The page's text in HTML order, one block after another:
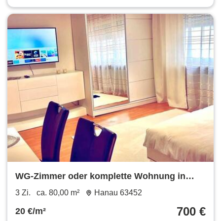
WG-Zimmer oder komplette Wohnung in
Hanau– möbliert –Sofort frei
3 Zi. ca. 80,00 m² Hanau 63452
20 €/m² 700 €